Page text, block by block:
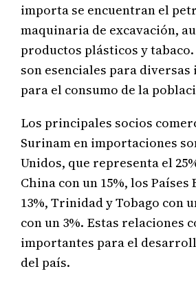
importa se encuentran el
maquinaria de excavación,
productos plásticos y
son esenciales para
para el consumo de la
Los principales socios
Surinam en importaciones
Unidos, que representa el
China con un 15%, los Países
13%, Trinidad y Tobago con
con un 3%. Estas relaciones
importantes para el
del país.